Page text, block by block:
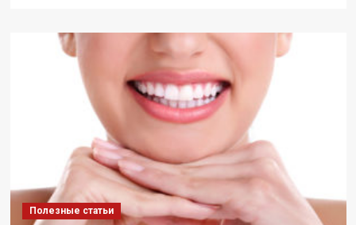
Ключевые
топографической
съемки
Полезные статьи